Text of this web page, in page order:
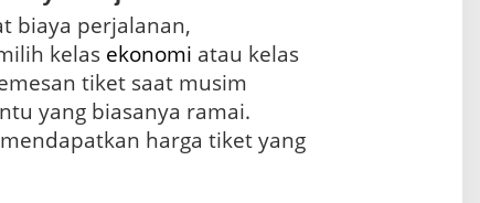
biaya perjalanan,
kelas ekonomi atau kelas
yang biasanya ramai.
harga tiket yang